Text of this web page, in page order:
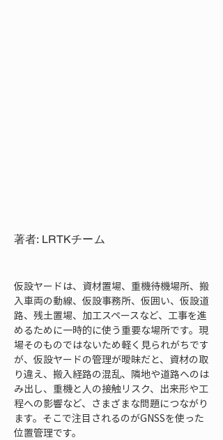
著者: LRTKチーム
仮設ヤードは、資材置場、重機待機場所、搬
入車両の動線、仮設事務所、仮囲い、仮設道
路、残土置場、加工スペースなど、工事を進
めるために一時的に使う重要な場所です。現
場そのものではないため軽く見られがちです
が、仮設ヤードの管理が曖昧だと、資材の取
り違え、搬入経路の混乱、隣地や道路へのは
み出し、重機と人の接触リスク、出来形や工
程への影響など、さまざまな問題につながり
ます。そこで注目されるのがGNSSを使った
位置管理です。